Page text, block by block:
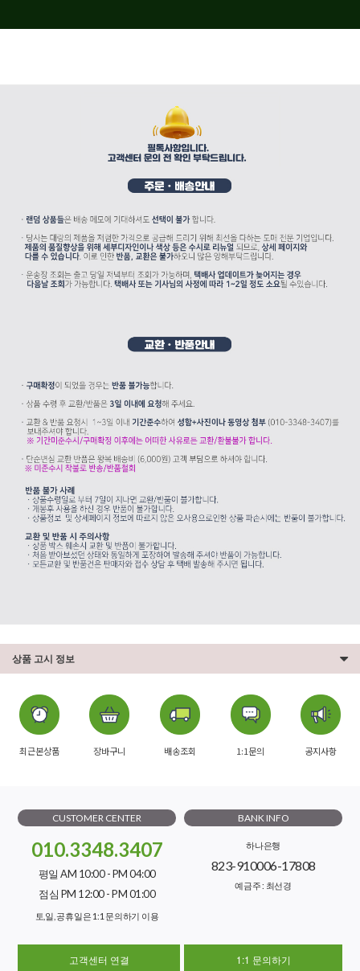
상품 고시 정보
최근본상품 장바구니 배송조회 1:1문의 공지사항
CUSTOMER CENTER
010.3348.3407
평일 AM 10:00 - PM 04:00
점심 PM 12:00 - PM 01:00
토,일, 공휴일은 1:1 문의하기 이용
BANK INFO
하나은행
823-910006-17808
예금주 : 최선경
고객센터 연결 1:1 문의하기